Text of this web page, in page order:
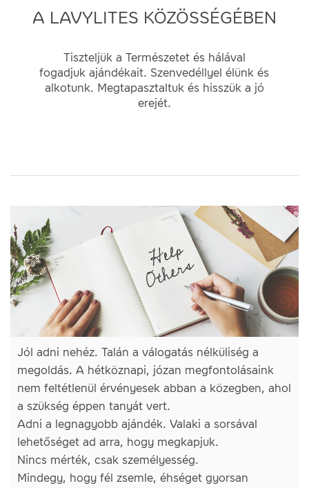
A LAVYLITES KÖZÖSSÉGÉBEN
Tiszteljük a Természetet és hálával
fogadjuk ajándékait. Szenvedéllyel élünk és
alkotunk. Megtapasztaltuk és hisszük a jó
erejét.
Jól adni nehéz. Talán a válogatás nélküliség a
megoldás. A hétköznapi, józan megfontolásaink
nem feltétlenül érvényesek abban a közegben, ahol
a szükség éppen tanyát vert.
Adni a legnagyobb ajándék. Valaki a sorsával
lehetőséget ad arra, hogy megkapjuk.
Nincs mérték, csak személyesség.
Mindegy, hogy fél zsemle, éhséget gyorsan